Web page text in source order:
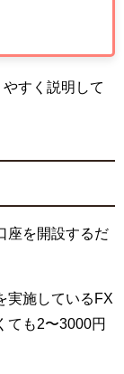
すく説明して
座を開設するだ
実施しているFX
ても2〜3000円